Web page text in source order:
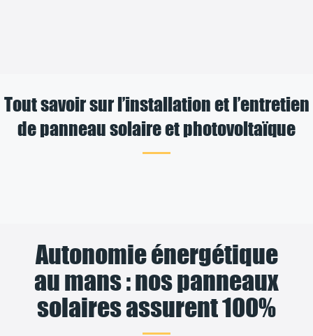
Tout savoir sur l’installation et l’entretien
de panneau solaire et photovoltaïque
Autonomie énergétique
au mans : nos panneaux
solaires assurent 100%